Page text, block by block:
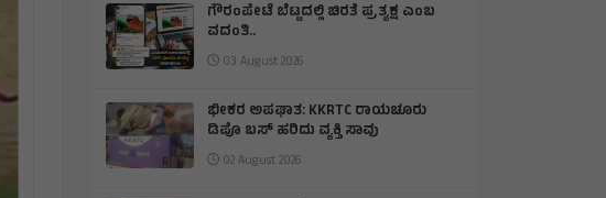
ಗೌರಂಪೇಟೆ ಬೆಟ್ಟದಲ್ಲಿ ಚಿರತೆ ಪ್ರತ್ಯಕ್ಷ ಎಂಬ
ವದಂತಿ..
03 August 2026
ಭೀಕರ ಅಪಘಾತ: KKRTC ರಾಯಚೂರು
ಡಿಪೊ ಬಸ್ ಹರಿದು ವ್ಯಕ್ತಿ ಸಾವು
02 August 2026